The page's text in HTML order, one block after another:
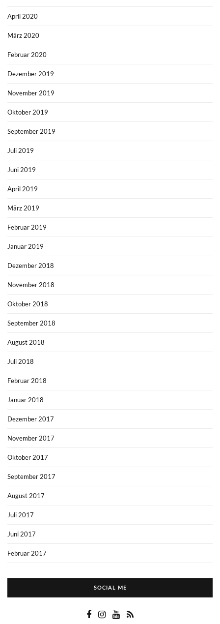
April 2020
März 2020
Februar 2020
Dezember 2019
November 2019
Oktober 2019
September 2019
Juli 2019
Juni 2019
April 2019
März 2019
Februar 2019
Januar 2019
Dezember 2018
November 2018
Oktober 2018
September 2018
August 2018
Juli 2018
Februar 2018
Januar 2018
Dezember 2017
November 2017
Oktober 2017
September 2017
August 2017
Juli 2017
Juni 2017
Februar 2017
SOCIAL ME